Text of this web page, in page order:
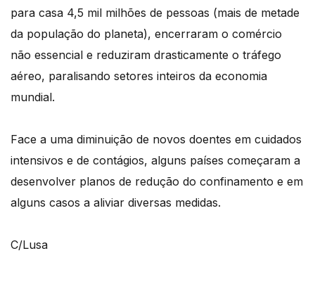
para casa 4,5 mil milhões de pessoas (mais de metade
da população do planeta), encerraram o comércio
não essencial e reduziram drasticamente o tráfego
aéreo, paralisando setores inteiros da economia
mundial.
Face a uma diminuição de novos doentes em cuidados
intensivos e de contágios, alguns países começaram a
desenvolver planos de redução do confinamento e em
alguns casos a aliviar diversas medidas.
C/Lusa